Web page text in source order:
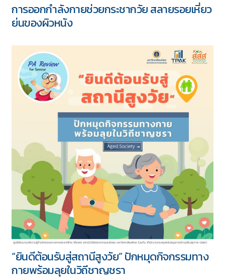
การออกกำลังกายช่วยกระชากวัย สลายรอยเหี่ยว
ย่นของผิวหนัง
“ยินดีต้อนรับสู่สถานีสูงวัย” ปักหมุดกิจกรรมทาง
กายพร้อมลุยในวิถีชาญชรา